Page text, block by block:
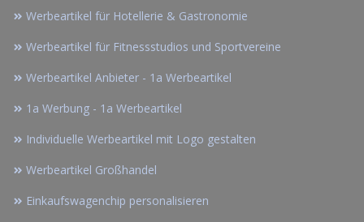
Werbeartikel für Hotellerie & Gastronomie
Werbeartikel für Fitnessstudios und Sportvereine
Werbeartikel Anbieter - 1a Werbeartikel
1a Werbung - 1a Werbeartikel
Individuelle Werbeartikel mit Logo gestalten
Werbeartikel Großhandel
Einkaufswagenchip personalisieren